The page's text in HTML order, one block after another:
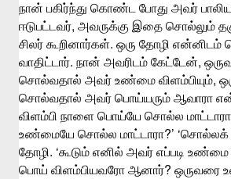
நான் பகிர்ந்து கொண்ட போது அவர்
ஈடுபட்டவர், அவருக்கு இதை சொல்லும்
சிலர் கூறினார்கள். ஒரு தோழி என்னிடம்
வாதிட்டார். நான் அவரிடம் கேட்டேன்,
சொல்வதால் அவர் உண்மை விளம்பியும்,
சொல்வதால் அவர் பொய்யரும் ஆவாரா
விளம்பி நாளை பொய்யே சொல்ல மாட்டாரா
உண்மையே சொல்ல மாட்டாரா?’ ‘சொல்லக்
தோழி. ‘கூடும் எனில் அவர் எப்படி உண்மை
பொய் விளம்பியவரோ ஆனார்? ஒருவரை